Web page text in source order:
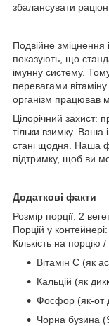
збалансувати раціон.
Подвійне зміцнення
показують, що
імунну систему.
перевагами
організм працював
Цілорічний захист:
тільки взимку.
стані щодня. Наша
підтримку, щоб ви
Додаткові факти
Розмір порції: 2
Порцій у
Кількість на
Вітамін C (як
Кальцій (як
Фосфор (як-от
Чорна бузина